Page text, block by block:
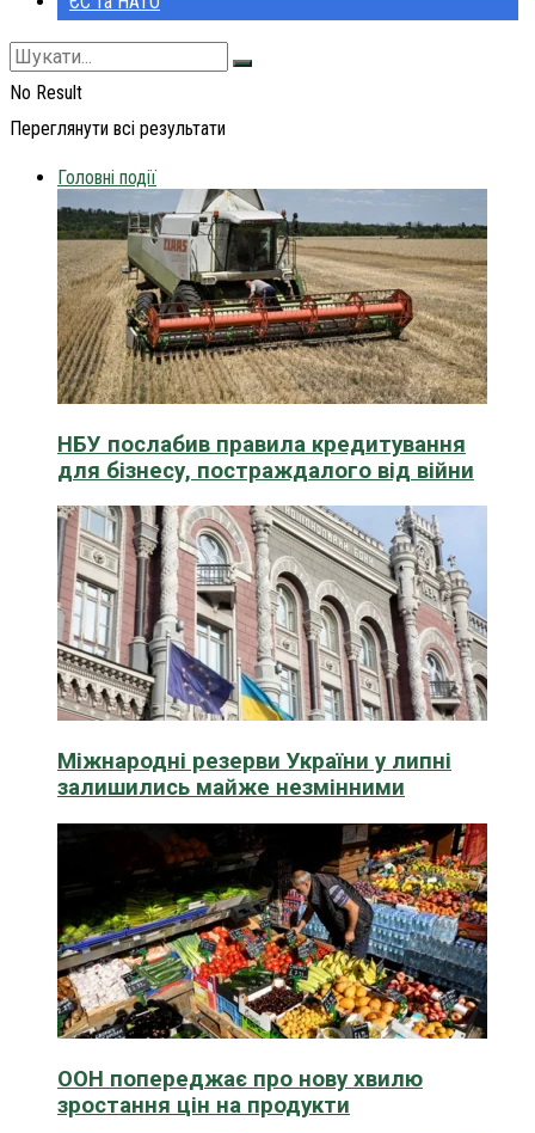
No Result
Переглянути всі результати
Головні події
НБУ послабив правила кредитування
для бізнесу, постраждалого від війни
Міжнародні резерви України у липні
залишились майже незмінними
ООН попереджає про нову хвилю
зростання цін на продукти